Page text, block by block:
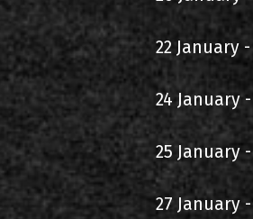
22 January
24 January
25 January
27 January